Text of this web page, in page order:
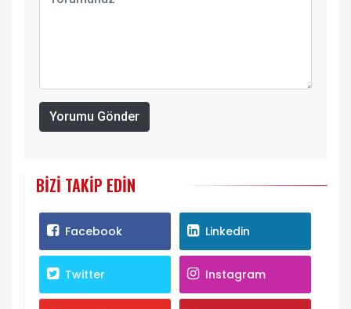
Yorumu Gönder
BIZI TAKIP EDIN
Facebook Linkedin
Twitter Instagram